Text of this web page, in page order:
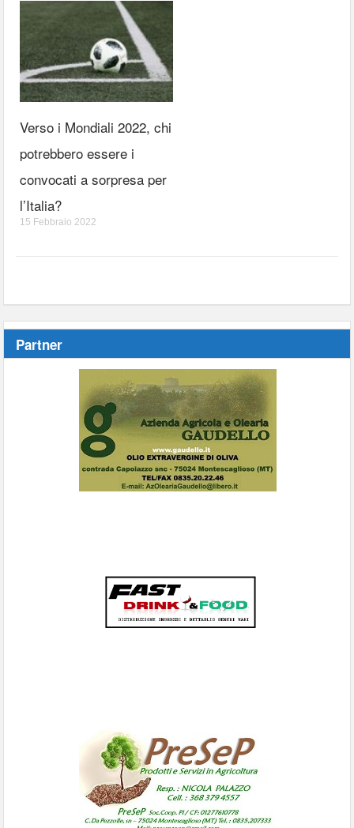
Verso i Mondiali 2022, chi
potrebbero essere i
convocati a sorpresa per
l’Italia?
15 Febbraio 2022
Partner